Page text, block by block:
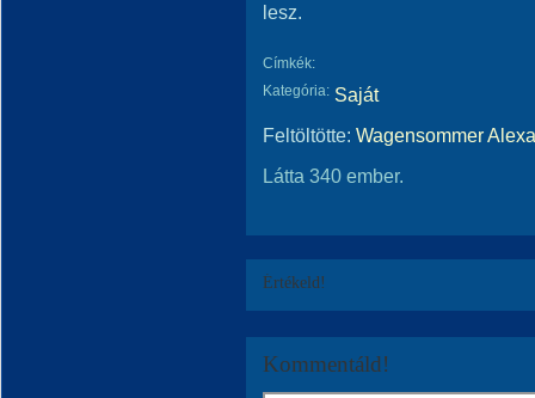
lesz.
Címkék:
Kategória: Saját
Feltöltötte: Wagensommer
Látta 340 ember.
Értékeld!
Kommentáld!